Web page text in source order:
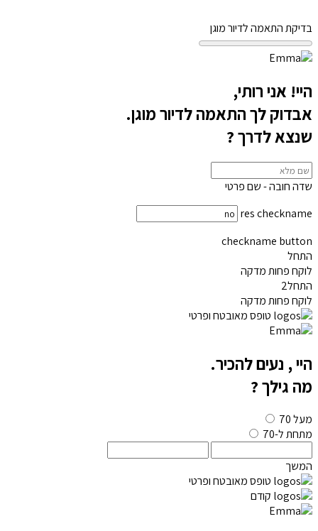
בדיקת התאמה לדיור מוגן
היי! אני רותי,
אבדוק לך התאמה לדיור מוגן.
שנצא לדרך ?
שדה חובה - שם פרטי
res checkname
checkname button
התחל
לוקח פחות מדקה
התחל2
לוקח פחות מדקה
טופס מאובטח ופרטי
היי, נעים להכיר.
מה גילך ?
מעל 70
מתחת ל-70
המשך
טופס מאובטח ופרטי
קודם